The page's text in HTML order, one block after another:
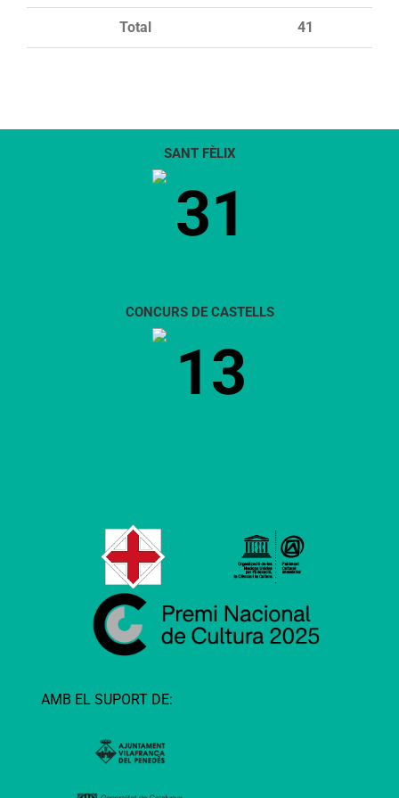
Total 41
SANT FÈLIX
31
CONCURS DE CASTELLS
13
AMB EL SUPORT DE: